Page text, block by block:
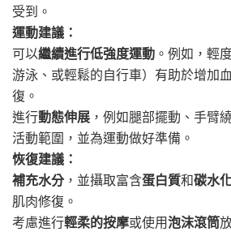
受到。
運動建議：
可以繼續進行低強度運動 。例如，輕
游泳、或輕鬆的自行車）有助於增加
復。
進行動態伸展 ，例如腿部擺動、手臂
活動範圍，並為運動做好準備。
恢復建議：
補充水分，並攝取富含蛋白質和碳水
肌肉修復。
考慮進行輕柔的按摩或使用泡沫滾筒